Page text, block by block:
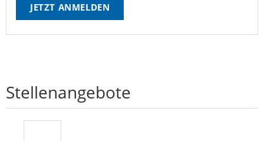
JETZT ANMELDEN
Stellenangebote